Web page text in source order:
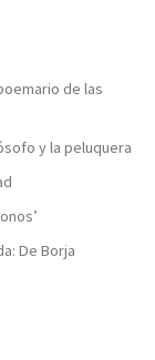
de las
y la peluquera
De Borja